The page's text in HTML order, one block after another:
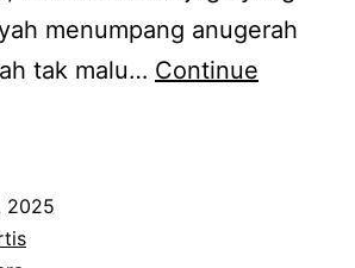
i
u
menumpang anugerah
tak malu… Continue
2025